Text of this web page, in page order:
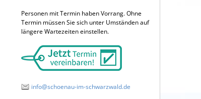
Personen mit Termin haben Vorrang. Ohne
Termin müssen Sie sich unter Umständen auf
längere Wartezeiten einstellen.
info@schoenau-im-schwarzwald.de